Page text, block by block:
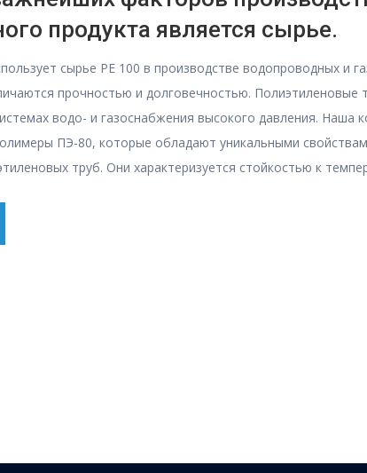
продукта является сырье.
сырье PE 100 в производстве водопроводных и
прочностью и долговечностью. Полиэтиленовые
водо- и газоснабжения высокого давления. Наша
ПЭ-80, которые обладают уникальными
труб. Они характеризуется стойкостью к